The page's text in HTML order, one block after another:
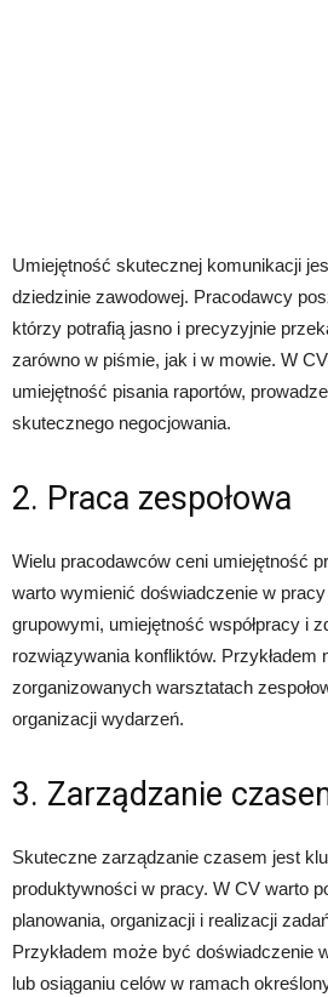
Umiejętność skutecznej komunikacji
dziedzinie zawodowej. Pracodawcy
którzy potrafią jasno i precyzyjnie
zarówno w piśmie, jak i w mowie. W
umiejętność pisania raportów,
skutecznego negocjowania.
2. Praca zespołowa
Wielu pracodawców ceni umiejętność
warto wymienić doświadczenie w
grupowymi, umiejętność współpracy i
rozwiązywania konfliktów. Przykładem
zorganizowanych warsztatach
organizacji wydarzeń.
3. Zarządzanie
Skuteczne zarządzanie czasem jest
produktywności w pracy. W CV warto
planowania, organizacji i realizacji
Przykładem może być doświadczenie
lub osiąganiu celów w ramach